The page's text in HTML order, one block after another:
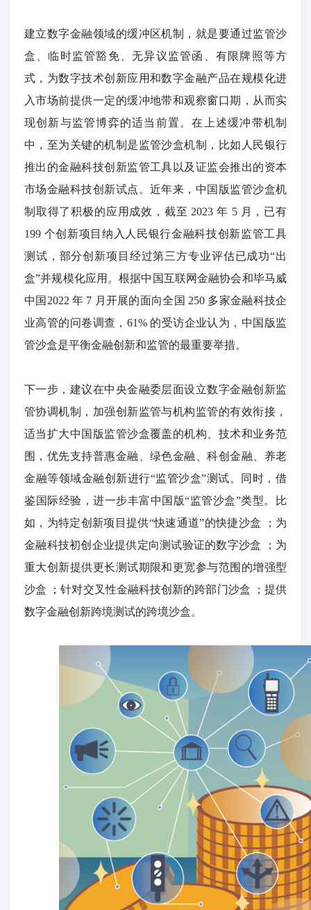
建立数字金融领域的缓冲区机制，就是要通过监管沙
盒、临时监管豁免、无异议监管函、有限牌照等方
式，为数字技术创新应用和数字金融产品在规模化进
入市场前提供一定的缓冲地带和观察窗口期，从而实
现创新与监管博弈的适当前置。在上述缓冲带机制
中，至为关键的机制是监管沙盒机制，比如人民银行
推出的金融科技创新监管工具以及证监会推出的资本
市场金融科技创新试点。近年来，中国版监管沙盒机
制取得了积极的应用成效，截至 2023年 5 月，已有
199 个创新项目纳入人民银行金融科技创新监管工具
测试，部分创新项目经过第三方专业评估已成功“出
盒”并规模化应用。根据中国互联网金融协会和毕马威
中国 2022 年 7 月开展的面向全国 250 多家金融科技企
业高管的问卷调查， 61% 的受访企业认为，中国版监
管沙盒是平衡金融创新和监管的最重要举措。
下一步，建议在中央金融委层面设立数字金融创新监
管协调机制，加强创新监管与机构监管的有效衔接，
适当扩大中国版监管沙盒覆盖的机构、技术和业务范
围，优先支持普惠金融、绿色金融、科创金融、养老
金融等领域金融创新进行“监管沙盒”测试。同时，借
鉴国际经验，进一步丰富中国版“监管沙盒”类型。比
如，为特定创新项目提供“快速通道”的快捷沙盒
；为
金融科技初创企业提供定向测试验证的数字沙盒
；为
重大创新提供更长测试期限和更宽参与范围的增强型
沙盒
；针对交叉性金融科技创新的跨部门沙盒
；提供
数字金融创新跨境测试的跨境沙盒。